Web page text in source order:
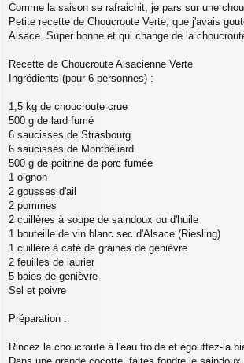
s
s
a
Comme la saison se rafraichit, je pars sur une
Petite recette de Choucroute Verte, que j'avais
Alsace. Super bonne et qui change de la
Recette de Choucroute Alsacienne Verte
Ingrédients (pour 6 personnes) :
1,5 kg de choucroute crue
500 g de lard fumé
6 saucisses de Strasbourg
6 saucisses de Montbéliard
500 g de poitrine de porc fumée
1 oignon
2 gousses d'ail
2 pommes
2 cuillères à soupe de saindoux ou d'huile
1 bouteille de vin blanc sec d'Alsace (Riesling)
1 cuillère à café de graines de genièvre
2 feuilles de laurier
5 baies de genièvre
Sel et poivre
Préparation :
Rincez la choucroute à l'eau froide et égouttez-la